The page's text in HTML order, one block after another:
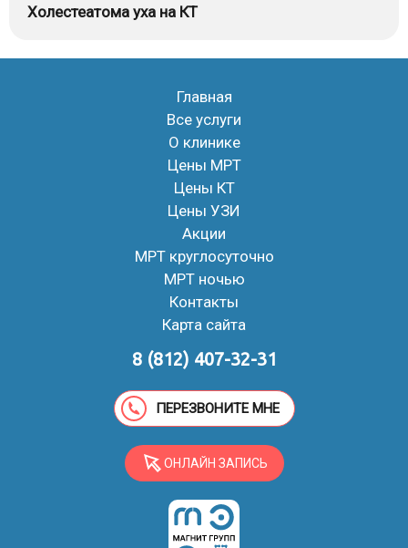
Холестеатома уха на КТ
Главная
Все услуги
О клинике
Цены МРТ
Цены КТ
Цены УЗИ
Акции
МРТ круглосуточно
МРТ ночью
Контакты
Карта сайта
8 (812) 407-32-31
ПЕРЕЗВОНИТЕ МНЕ
ОНЛАЙН ЗАПИСЬ